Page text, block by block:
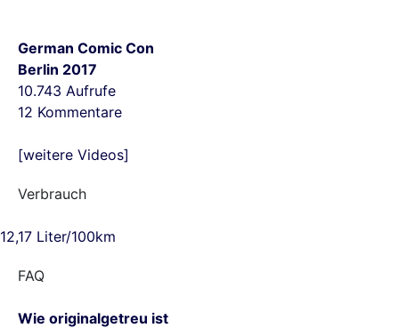
German Comic Con
Berlin 2017
10.743 Aufrufe
12 Kommentare
[weitere Videos]
Verbrauch
12,17 Liter/100km
FAQ
Wie originalgetreu ist